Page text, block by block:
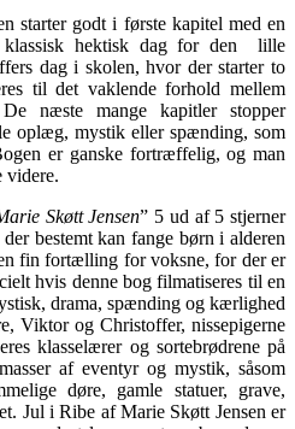
starter godt i første kapitel med en
hektisk dag for den lille
dag i skolen, hvor der starter to
til det vaklende forhold mellem
næste mange kapitler stopper
oplæg, mystik eller spænding, som
er ganske fortræffelig, og man
videre.
Skøtt Jensen” 5 ud af 5 stjerner
bestemt kan fange børn i alderen
fin fortælling for voksne, for der er
hvis denne bog filmatiseres til en
drama, spænding og kærlighed
Viktor og Christoffer, nissepigerne
klasselærer og sortebrødrene på
af eventyr og mystik, såsom
døre, gamle statuer, grave,
Jul i Ribe af Marie Skøtt Jensen er